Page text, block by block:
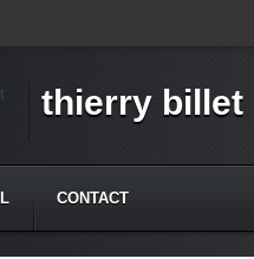
thierry billet
CONTACT